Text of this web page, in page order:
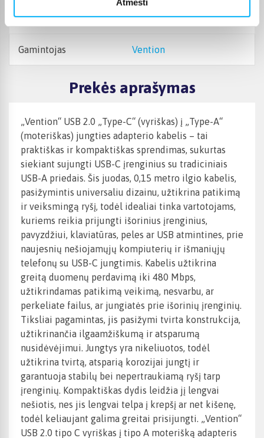
Atmesti
Charakteristikos
Gamintojas Vention
Prekės aprašymas
„Vention“ USB 2.0 „Type-C“ (vyriškas) į „Type-A“
(moteriškas) jungties adapterio kabelis – tai
praktiškas ir kompaktiškas sprendimas, sukurtas
siekiant sujungti USB-C įrenginius su tradiciniais
USB-A priedais. Šis juodas, 0,15 metro ilgio kabelis,
pasižymintis universaliu dizainu, užtikrina patikimą
ir veiksmingą ryšį, todėl idealiai tinka vartotojams,
kuriems reikia prijungti išorinius įrenginius,
pavyzdžiui, klaviatūras, peles ar USB atmintines, prie
naujesnių nešiojamųjų kompiuterių ir išmaniųjų
telefonų su USB-C jungtimis. Kabelis užtikrina
greitą duomenų perdavimą iki 480 Mbps,
užtikrindamas patikimą veikimą, nesvarbu, ar
perkeliate failus, ar jungiatės prie išorinių įrenginių.
Tiksliai pagamintas, jis pasižymi tvirta konstrukcija,
užtikrinančia ilgaamžiškumą ir atsparumą
nusidėvėjimui. Jungtys yra nikeliuotos, todėl
užtikrina tvirtą, atsparią korozijai jungtį ir
garantuoja stabilų bei nepertraukiamą ryšį tarp
įrenginių. Kompaktiškas dydis leidžia jį lengvai
nešiotis, nes jis lengvai telpa į krepšį ar net kišenę,
todėl keliaujant galima greitai prisijungti. „Vention“
USB 2.0 tipo C vyriškas į tipo A moterišką adapteris